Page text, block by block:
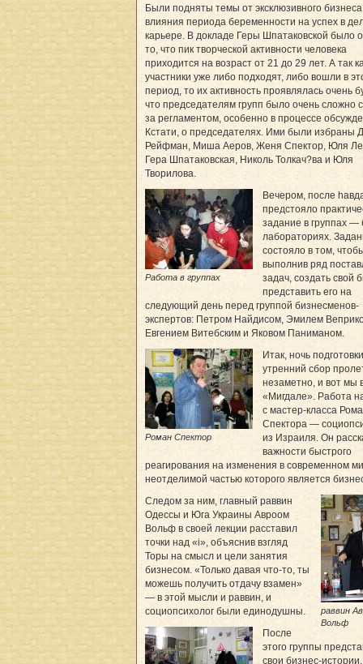
Были подняты темы от эксклюзивного
влияния периода беременности на успех в
карьере. В докладе Геры Шпатаковской было
то, что пик творческой активности человека
приходится на возраст от 21 до 29 лет. А так
участники уже либо подходят, либо вошли в
период, то их активность проявлялась очень
что председателям групп было очень сложно
за регламентом, особенно в процессе
Кстати, о председателях. Ими были избраны
Рейфман, Миша Аеров, Женя Спектор, Юля
Гера Шпатаковская, Николь Толкач?ва и Юля
Творилова.
Работа в группах
Вечером, после
предстояло
задание в группах —
лабораториях.
состояло в том,
выполнив ряд
задач, создать свой
представить его на
следующий день перед группой бизнесменов-
экспертов: Петром Найдисом, Эмилем
Евгением Витебским и Яковом Паниманом.
Роман Спектор
Итак, ночь
утренний сбор
незаметно, и вот мы
«Мигдале». Работа
с мастер-класса
Спектора —
из Израиля. Он
важности быстрого
реагирования на изменения в современном
неотделимой частью которого является
раввин
Вольф
Следом за ним, главный раввин
Одессы и Юга Украины Авроом
Вольф в своей лекции расставил
точки над «i», объяснив взгляд
Торы на смысл и цели занятия
бизнесом. «Только давая что-то, ты
можешь получить отдачу взамен»
— в этой мысли и раввин, и
социопсихолог были единодушны.
После
этого группы
свои бизнес-